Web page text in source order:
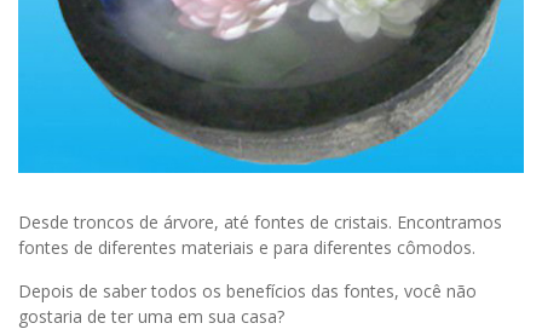
Desde troncos de árvore, até fontes de cristais. Encontramos
fontes de diferentes materiais e para diferentes cômodos.
Depois de saber todos os benefícios das fontes, você não
gostaria de ter uma em sua casa?